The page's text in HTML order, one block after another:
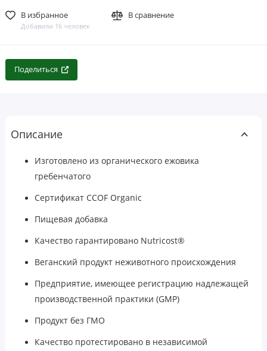
В избранное
Добавили 16 человек
В сравнение
Поделиться
Описание
Изготовлено из органического ежовика
гребенчатого
Сертификат CCOF Organic
Пищевая добавка
Качество гарантировано Nutricost®
Веганский продукт неживотного происхождения
Предприятие, имеющее регистрацию надлежащей
производственной практики (GMP)
Продукт без ГМО
Качество протестировано в независимой